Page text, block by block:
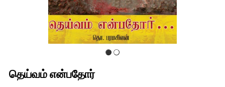
தெய்வம் என்பதோர்